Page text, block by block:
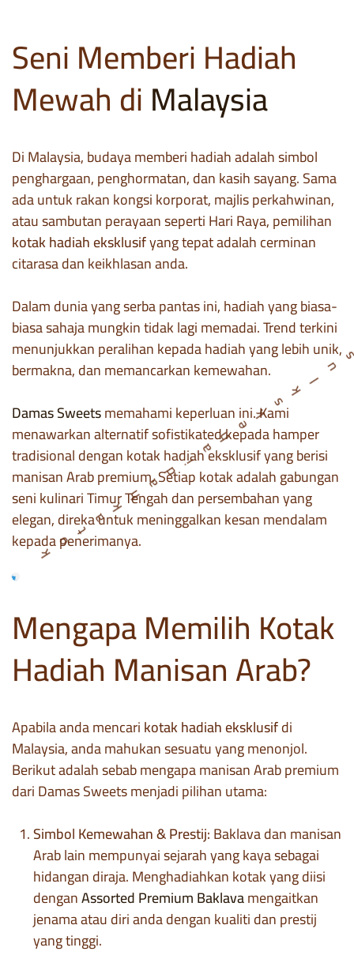
Seni Memberi Hadiah
Mewah diMalaysia
Di Malaysia, budaya memberi hadiah adalah simbol
penghargaan, penghormatan, dan kasih sayang. Sama
ada untuk rakan kongsi korporat, majlis perkahwinan,
atau sambutan perayaan seperti Hari Raya, pemilihan
kotak hadiah eksklusifyang tepat adalah cerminan
citarasa dan keikhlasan anda.
Dalam dunia yang serba pantas ini, hadiah yang biasa-
biasa sahaja mungkin tidak lagi memadai. Trend terkini
menunjukkan peralihan kepada hadiah yang lebih unik,
bermakna, dan memancarkan kemewahan.
Damas Sweetsmemahami keperluan ini. Kami
menawarkan alternatif sofistikated kepada hamper
tradisional dengan kotak hadiah eksklusif yang berisi
manisan Arab premium. Setiap kotak adalah gabungan
seni kulinari Timur Tengah dan persembahan yang
elegan, direka untuk meninggalkan kesan mendalam
kepada penerimanya.
k
oMengapa Memilih Kotak
Hadiah Manisan Arab?
Apabila anda mencarikotak hadiah eksklusifdi
Malaysia, anda mahukan sesuatu yang menonjol.
Berikut adalah sebab mengapa manisan Arab premium
dari Damas Sweets menjadi pilihan utama:
Simbol Kemewahan & Prestij:Baklava dan manisan
Arab lain mempunyai sejarah yang kaya sebagai
hidangan diraja. Menghadiahkan kotak yang diisi
denganAssorted Premium Baklavamengaitkan
jenama atau diri anda dengan kualiti dan prestij
yang tinggi.